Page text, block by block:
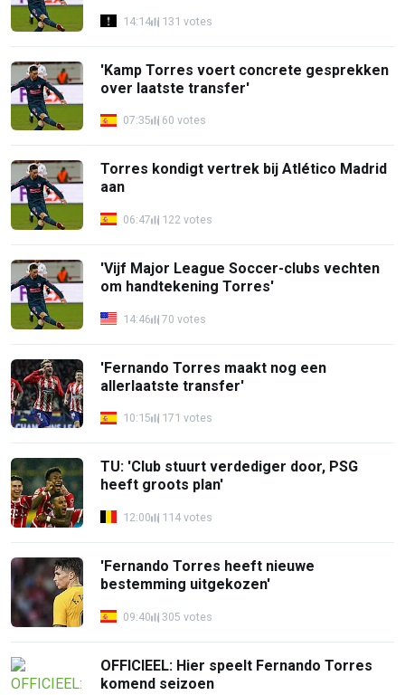
14:14 131 votes
'Kamp Torres voert concrete gesprekken
over laatste transfer'
07:35 60 votes
Torres kondigt vertrek bij Atlético Madrid
aan
06:47 122 votes
'Vijf Major League Soccer-clubs vechten
om handtekening Torres'
14:46 70 votes
'Fernando Torres maakt nog een
allerlaatste transfer'
10:15 171 votes
TU: 'Club stuurt verdediger door, PSG
heeft groots plan'
12:00 114 votes
'Fernando Torres heeft nieuwe
bestemming uitgekozen'
09:40 305 votes
OFFICIEEL: Hier speelt Fernando Torres
komend seizoen